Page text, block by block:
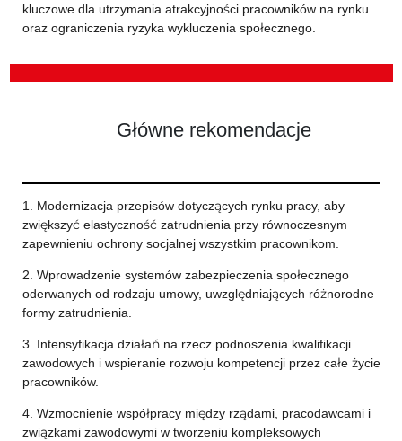
kluczowe dla utrzymania atrakcyjności pracowników na rynku
oraz ograniczenia ryzyka wykluczenia społecznego.
Główne rekomendacje
1. Modernizacja przepisów dotyczących rynku pracy, aby
zwiększyć elastyczność zatrudnienia przy równoczesnym
zapewnieniu ochrony socjalnej wszystkim pracownikom.
2. Wprowadzenie systemów zabezpieczenia społecznego
oderwanych od rodzaju umowy, uwzględniających różnorodne
formy zatrudnienia.
3. Intensyfikacja działań na rzecz podnoszenia kwalifikacji
zawodowych i wspieranie rozwoju kompetencji przez całe życie
pracowników.
4. Wzmocnienie współpracy między rządami, pracodawcami i
związkami zawodowymi w tworzeniu kompleksowych